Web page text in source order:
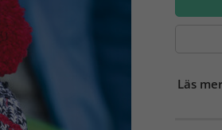
Läs